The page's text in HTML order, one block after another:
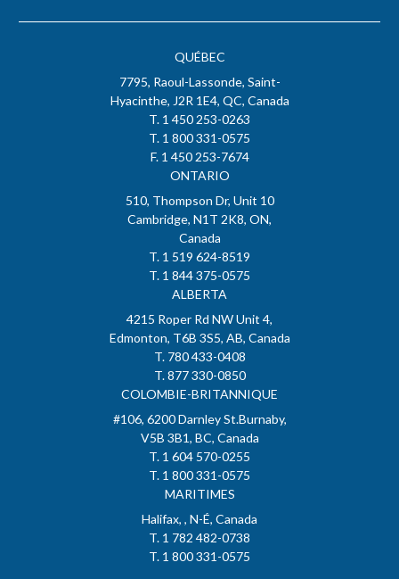
QUÉBEC
7795, Raoul-Lassonde, Saint-
Hyacinthe, J2R 1E4, QC, Canada
T. 1 450 253-0263
T. 1 800 331-0575
F. 1 450 253-7674
ONTARIO
510, Thompson Dr, Unit 10
Cambridge, N1T 2K8, ON,
Canada
T. 1 519 624-8519
T. 1 844 375-0575
ALBERTA
4215 Roper Rd NW Unit 4,
Edmonton, T6B 3S5, AB, Canada
T. 780 433-0408
T. 877 330-0850
COLOMBIE-BRITANNIQUE
#106, 6200 Darnley St.Burnaby,
V5B 3B1, BC, Canada
T. 1 604 570-0255
T. 1 800 331-0575
MARITIMES
Halifax, , N-É, Canada
T. 1 782 482-0738
T. 1 800 331-0575